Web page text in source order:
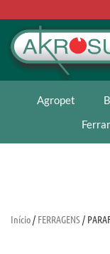
Agropet
Início/ FERRAGENS/